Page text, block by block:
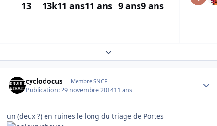
13 13k11 ans11 ans 9 ans9 ans
Expand topic overview
cyclodocus Membre SNCF
Publication:29 novembre 201411 ans
un (deux ?) en ruines le long du triage de Portes